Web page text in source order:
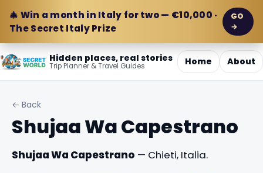
🎄 Win a month in Italy for two — €10,000 ·
The Secret Italy Prize
GO
→
Hidden places, real stories
Trip Planner & Travel Guides Home About
← Back
Shujaa Wa Capestrano
Shujaa Wa Capestrano — Chieti, Italia.